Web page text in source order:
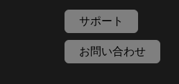
サポート
お問い合わせ